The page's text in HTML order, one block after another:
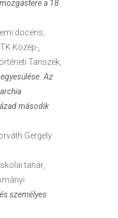
a 18.
docens,
Közép-,
Tanszék,
Az
második
Gergely
tanár,
személyes